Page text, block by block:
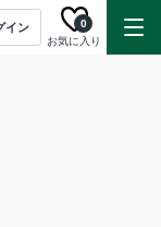
イン
お気に入り
0